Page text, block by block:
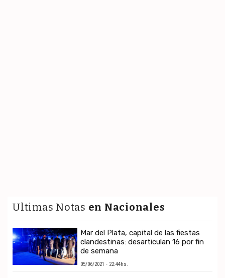
Ultimas Notas en Nacionales
Mar del Plata, capital de las fiestas
clandestinas: desarticulan 16 por fin
de semana
05/06/2021 - 22:44hs.